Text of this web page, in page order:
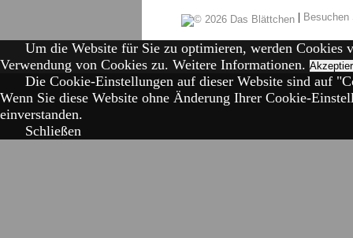
|
Um die Website für Sie zu optimieren, werden Cookies
Verwendung von Cookies zu. Weitere Informationen.
Die Cookie-Einstellungen auf dieser Website sind auf
Wenn Sie diese Website ohne Änderung Ihrer Cookie-
einverstanden.
Schließen